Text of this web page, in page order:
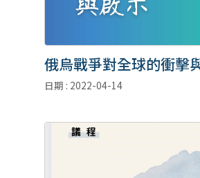
俄烏戰爭對全球的衝擊
日期 : 2022-04-14